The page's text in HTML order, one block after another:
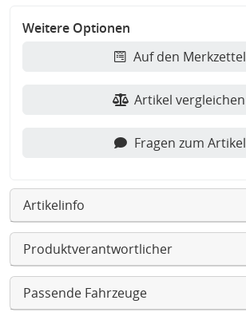
Weitere Optionen
Auf den Merkzettel
Artikel vergleichen
Fragen zum Artikel
Artikelinfo
Produktverantwortlicher
Passende Fahrzeuge